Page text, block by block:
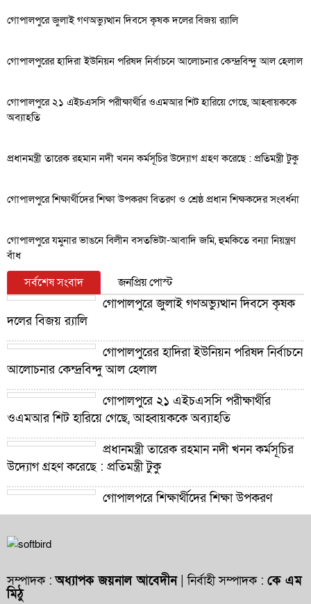
গোপালপুরে জুলাই গণঅভ্যুত্থান দিবসে কৃষক দলের বিজয় র‍্যালি
গোপালপুরের হাদিরা ইউনিয়ন পরিষদ নির্বাচনে আলোচনার কেন্দ্রবিন্দু আল হেলাল
গোপালপুরে ২১ এইচএসসি পরীক্ষার্থীর ওএমআর শিট হারিয়ে গেছে, আহ্বায়ককে
অব্যাহতি
প্রধানমন্ত্রী তারেক রহমান নদী খনন কর্মসূচির উদ্যোগ গ্রহণ করেছে : প্রতিমন্ত্রী টুকু
গোপালপুরে শিক্ষার্থীদের শিক্ষা উপকরণ বিতরণ ও শ্রেষ্ঠ প্রধান শিক্ষকদের সংবর্ধনা
গোপালপুরে যমুনার ভাঙনে বিলীন বসতভিটা-আবাদি জমি, হুমকিতে বন্যা নিয়ন্ত্রণ
বাঁধ
সর্বশেষ সংবাদ জনপ্রিয় পোস্ট
গোপালপুরে জুলাই গণঅভ্যুত্থান দিবসে কৃষক
দলের বিজয় র‍্যালি
গোপালপুরের হাদিরা ইউনিয়ন পরিষদ নির্বাচনে
আলোচনার কেন্দ্রবিন্দু আল হেলাল
গোপালপুরে ২১ এইচএসসি পরীক্ষার্থীর
ওএমআর শিট হারিয়ে গেছে, আহ্বায়ককে অব্যাহতি
প্রধানমন্ত্রী তারেক রহমান নদী খনন কর্মসূচির
উদ্যোগ গ্রহণ করেছে : প্রতিমন্ত্রী টুকু
গোপালপুরে শিক্ষার্থীদের শিক্ষা উপকরণ
বিতরণ ও শ্রেষ্ঠ প্রধান শিক্ষকদের সংবর্ধনা
সম্পাদক :অধ্যাপক জয়নাল আবেদীন| নির্বাহী সম্পাদক : কে এম
মিঠু